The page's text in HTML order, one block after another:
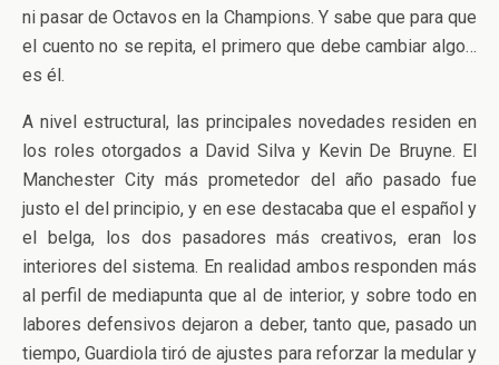
ni pasar de Octavos en la Champions. Y sabe que para que
el cuento no se repita, el primero que debe cambiar algo…
es él.
A nivel estructural, las principales novedades residen en
los roles otorgados a David Silva y Kevin De Bruyne. El
Manchester City más prometedor del año pasado fue
justo el del principio, y en ese destacaba que el español y
el belga, los dos pasadores más creativos, eran los
interiores del sistema. En realidad ambos responden más
al perfil de mediapunta que al de interior, y sobre todo en
labores defensivos dejaron a deber, tanto que, pasado un
tiempo, Guardiola tiró de ajustes para reforzar la medular y